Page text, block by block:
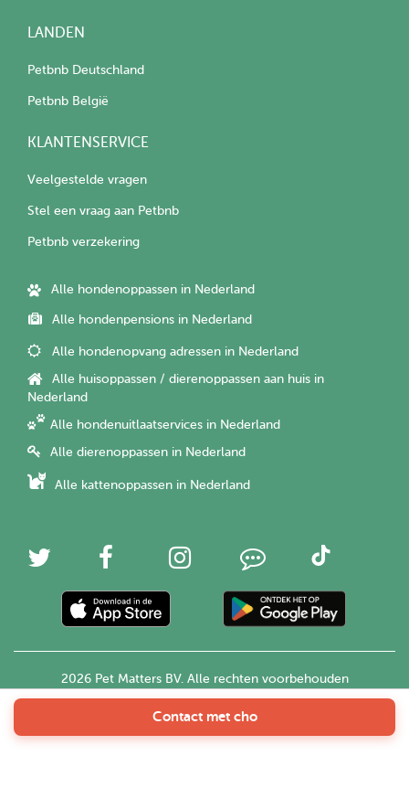
Contact met cho
LANDEN
Petbnb Deutschland
Petbnb België
KLANTENSERVICE
Veelgestelde vragen
Stel een vraag aan Petbnb
Petbnb verzekering
Alle hondenoppassen in Nederland
Alle hondenpensions in Nederland
Alle hondenopvang adressen in Nederland
Alle huisoppassen / dierenoppassen aan huis in
Nederland
Alle hondenuitlaatservices in Nederland
Alle dierenoppassen in Nederland
Alle kattenoppassen in Nederland
2026 Pet Matters BV. Alle rechten voorbehouden